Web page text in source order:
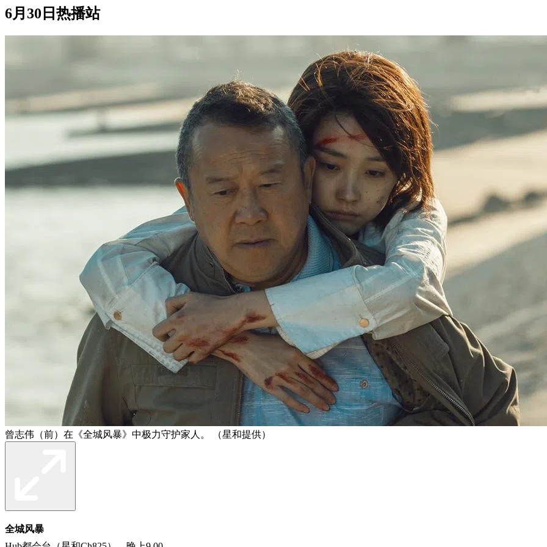
6月30日热播站
曾志伟（前）在《全城风暴》中极力守护家人。 （星和提供）
全城风暴